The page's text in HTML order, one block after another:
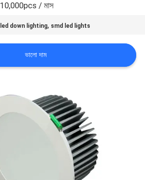
10,000pcs / মাস
led down lighting, smd led lights
ভালো দাম